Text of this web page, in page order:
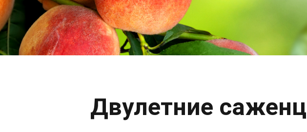
Двулетние